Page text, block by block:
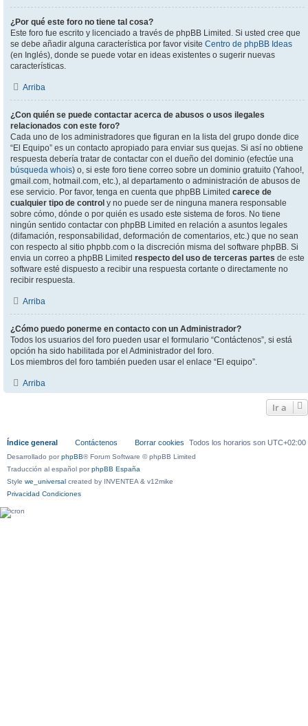
¿Por qué este foro no tiene tal cosa?
Este foro fue escrito y licenciado a través de phpBB Limited. Si usted cree que
se debe añadir alguna característica por favor visite Centro de phpBB Ideas
(en Inglés), donde se puede votar en ideas existentes o sugerir nuevas
características.
Arriba
¿Con quién se puede contactar acerca de abusos o usos ilegales
relacionados con este foro?
Cada uno de los administradores que figuran en la lista del grupo donde dice
“El Equipo” es un contacto apropiado para enviar sus quejas. Si así no obtiene
respuesta debería tratar de contactar con el dueño del dominio (efectúe una
búsqueda whois) o, si este foro tiene correo sobre un dominio gratuito (Yahoo!,
gmail.com, hotmail.com, etc.), al departamento o administración de abusos de
ese servicio. Por favor, tenga en cuenta que phpBB Limited carece de
cualquier tipo de control y no puede ser de ninguna manera responsable
sobre cómo, dónde o por quién es usado este sistema de foros. No tiene
ningún sentido contactar con phpBB Limited en relación a asuntos legales
(difamación, responsabilidad, deformación de comentarios, etc.) que no sean
con respecto al sitio phpbb.com o la discreción misma del software phpBB. Si
envia un correo a phpBB Limited respecto del uso de terceras partes de este
software esté dispuesto a recibir una respuesta cortante o directamente no
recibir respuesta.
Arriba
¿Cómo puedo ponerme en contacto con un Administrador?
Todos los usuarios del foro pueden usar el formulario “Contáctenos”, si está
opción ha sido habilitada por el Administrador del foro.
Los miembros del foro también pueden usar el enlace “El equipo”.
Arriba
Ir a
Índice general Contáctenos Borrar cookies Todos los horarios son UTC+02:00
Desarrollado porphpBB® Forum Software © phpBB Limited
Traducción al español porphpBB España
Style we_universal created by INVENTEA & v12mike
Privacidad Condiciones